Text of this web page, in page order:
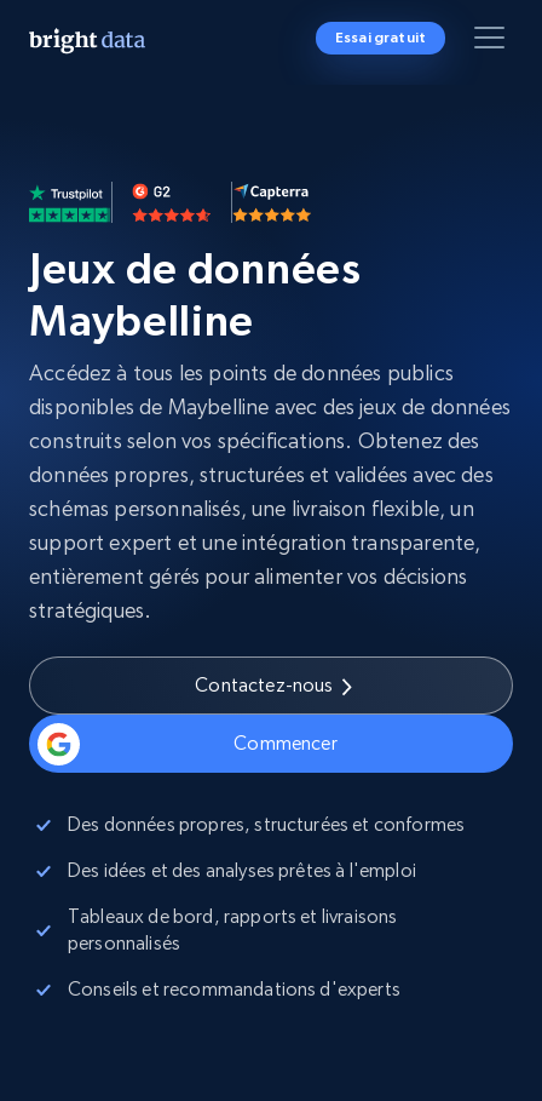
Essai gratuit
Jeux de données
Maybelline
Accédez à tous les points de données publics
disponibles de Maybelline avec des jeux de données
construits selon vos spécifications. Obtenez des
données propres, structurées et validées avec des
schémas personnalisés, une livraison flexible, un
support expert et une intégration transparente,
entièrement gérés pour alimenter vos décisions
stratégiques.
Contactez-nous
Commencer
Des données propres, structurées et conformes
Des idées et des analyses prêtes à l'emploi
Tableaux de bord, rapports et livraisons
personnalisés
Conseils et recommandations d'experts